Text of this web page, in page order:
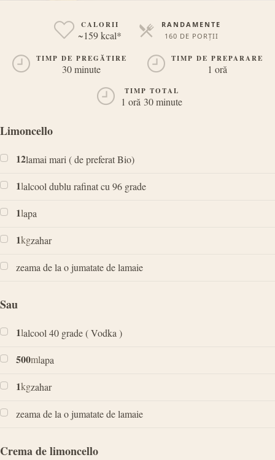
CALORII
~159 kcal*
RANDAMENTE
160 DE PORȚII
TIMP DE PREGĂTIRE
30 minute
TIMP DE PREPARARE
1 oră
TIMP TOTAL
1 oră 30 minute
Limoncello
12lamai mari ( de preferat Bio)
1lalcool dublu rafinat cu 96 grade
1lapa
1kgzahar
zeama de la o jumatate de lamaie
Sau
1lalcool 40 grade ( Vodka )
500mlapa
1kgzahar
zeama de la o jumatate de lamaie
Crema de limoncello